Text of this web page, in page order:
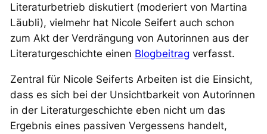
Literaturbetrieb diskutiert (moderiert von Martina
Läubli), vielmehr hat Nicole Seifert auch schon
zum Akt der Verdrängung von Autorinnen aus der
Literaturgeschichte einen Blogbeitrag verfasst.
Zentral für Nicole Seiferts Arbeiten ist die Einsicht,
dass es sich bei der Unsichtbarkeit von Autorinnen
in der Literaturgeschichte eben nicht um das
Ergebnis eines passiven Vergessens handelt,